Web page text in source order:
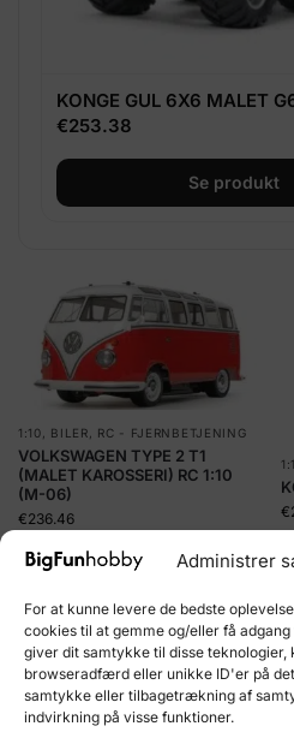
Administrer
For at kunne levere de bedste
cookies til at gemme og/eller få
giver dit samtykke til disse teknologier,
browseradfærd eller unikke ID'er på
samtykke eller tilbagetrækning af
indvirkning på visse funktioner.
KONGE GUL 6X6 MALET
€253.38
Se produkt
1:10 BILER RC - FJERNBETJENING
VOLKSWAGEN TYPE 2 T1
(MALET KAROSSERI) RC 1:10
(M-06)
€236.46
Tilføj til kurv
Kjøp og tjen 28
HobbyCoins!
€